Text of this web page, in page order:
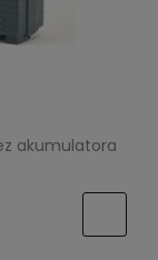
akumulatora